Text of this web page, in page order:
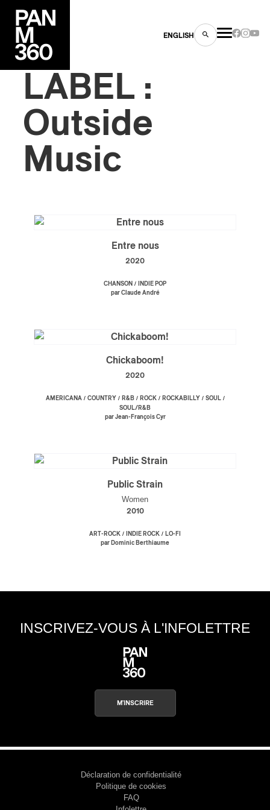
ENGLISH
LABEL :
Outside
Music
Entre nous
2020
CHANSON /
INDIE POP
par Claude André
Chickaboom!
2020
AMERICANA/ COUNTRY/ R&B/ ROCK/ ROCKABILLY/ SOUL/
SOUL/R&B
par Jean-François Cyr
Public Strain
Women
2010
ART-ROCK / INDIE ROCK / LO-FI
par Dominic Berthiaume
INSCRIVEZ-VOUS À L'INFOLETTRE
M'INSCRIRE
Déclaration de confidentialité
Politique de cookies
FAQ